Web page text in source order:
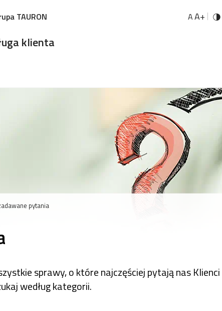
TAURON
klienta
AA+
pytania
sprawy, o które najczęściej pytają nas
według kategorii.